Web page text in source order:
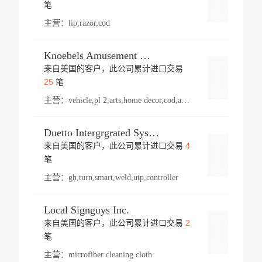
笔
主营： lip,razor,cod
Knoebels Amusement Resort
来自美国的客户，此公司累计进口交易
25笔
主营： vehicle,pl 2,arts,home decor,cod,amusement ride,sea
Duetto Intergrgrated Systems Inc.
来自美国的客户，此公司累计进口交易 4
笔
主营： gh,turn,smart,weld,utp,controller
Local Signguys Inc.
来自美国的客户，此公司累计进口交易 2
笔
主营： microfiber cleaning cloth